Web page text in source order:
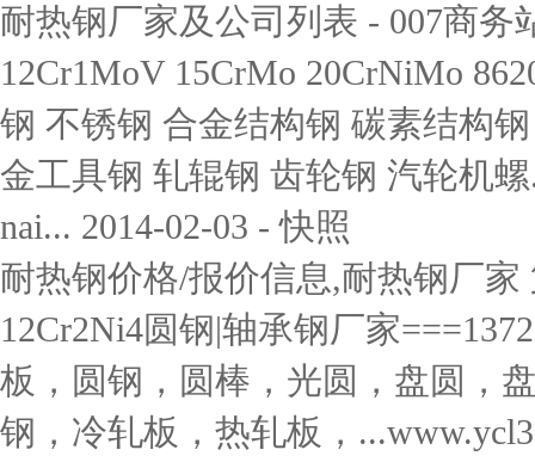
耐热钢厂家及公司列表 - 007商
12Cr1MoV 15CrMo 20CrNiMo
钢 不锈钢 合金结构钢 碳素结构
金工具钢 轧辊钢 齿轮钢 汽轮机螺
nai... 2014-02-03 - 快照
耐热钢价格/报价信息,耐热钢厂家
12Cr2Ni4圆钢|轴承钢厂家
板，圆钢，圆棒，光圆，盘圆，
钢，冷轧板，热轧板，